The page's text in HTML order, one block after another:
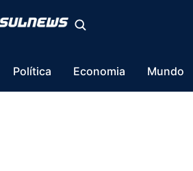
Política Economia Mundo